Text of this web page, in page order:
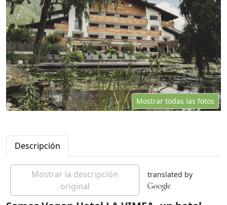
Mostrar todas las fotos
Descripción
Mostrar la descripción
original
translated by